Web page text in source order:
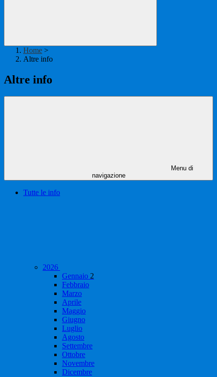
Home >
Altre info
Altre info
Menu di
navigazione
Tutte le info
2026
Gennaio 2
Febbraio
Marzo
Aprile
Maggio
Giugno
Luglio
Agosto
Settembre
Ottobre
Novembre
Dicembre